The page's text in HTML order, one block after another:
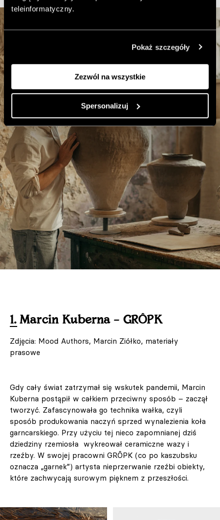
teleinformatyczny.
Pokaż szczegóły
Zezwól na wszystkie
Spersonalizuj
1. Marcin Kuberna – GRÔPK
Zdjęcia: Mood Authors, Marcin Ziółko, materiały
prasowe
Gdy cały świat zatrzymał się wskutek pandemii, Marcin
Kuberna postąpił w całkiem przeciwny sposób – zaczął
tworzyć. Zafascynowała go technika wałka, czyli
sposób produkowania naczyń sprzed wynalezienia koła
garncarskiego. Przy użyciu tej nieco zapomnianej dziś
dziedziny rzemiosła wykreował ceramiczne wazy i
rzeźby. W swojej pracowni GRÔPK (co po kaszubsku
oznacza „garnek”) artysta nieprzerwanie rzeźbi obiekty,
które zachwycają surowym pięknem z przeszłości.